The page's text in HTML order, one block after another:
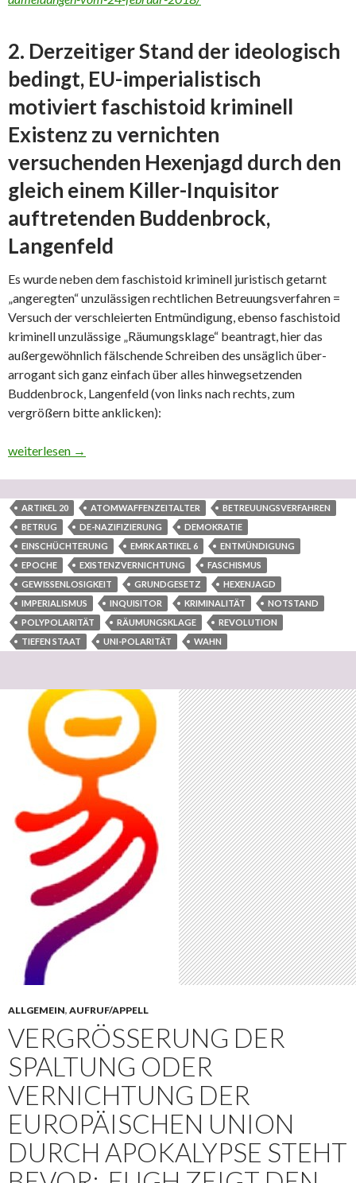
2. Derzeitiger Stand der ideologisch
bedingt, EU-imperialistisch
motiviert faschistoid kriminell
Existenz zu vernichten
versuchenden Hexenjagd durch den
gleich einem Killer-Inquisitor
auftretenden Buddenbrock,
Langenfeld
Es wurde neben dem faschistoid kriminell juristisch getarnt
„angeregten“ unzulässigen rechtlichen Betreuungsverfahren =
Versuch der verschleierten Entmündigung, ebenso faschistoid
kriminell unzulässige „Räumungsklage“ beantragt, hier das
außergewöhnlich fälschende Schreiben des unsäglich über-
arrogant sich ganz einfach über alles hinwegsetzenden
Buddenbrock, Langenfeld (von links nach rechts, zum
vergrößern bitte anklicken):
Teil 11 “In ‘eigener’ Sache” (zehnter ausgelagerter
weiterlesen →
ARTIKEL 20 ATOMWAFFENZEITALTER
BETREUUNGSVERFAHREN
BETRUG
DE-NAZIFIZIERUNG
DEMOKRATIE
EINSCHÜCHTERUNG
EMRK ARTIKEL 6
ENTMÜNDIGUNG
EPOCHE
EXISTENZVERNICHTUNG
FASCHISMUS
GEWISSENLOSIGKEIT
GRUNDGESETZ
HEXENJAGD
IMPERIALISMUS
INQUISITOR KRIMINALITÄT
NOTSTAND
POLYPOLARITÄT
RÄUMUNGSKLAGE
REVOLUTION
TIEFEN STAAT
UNI-POLARITÄT WAHN
ALLGEMEIN, AUFRUF/APPELL
VERGRÖSSERUNG DER S
PALTUNG ODER V
ERNICHTUNG DER E
UROPÄISCHEN UNION D
URCH APOKALYPSE STEHT B